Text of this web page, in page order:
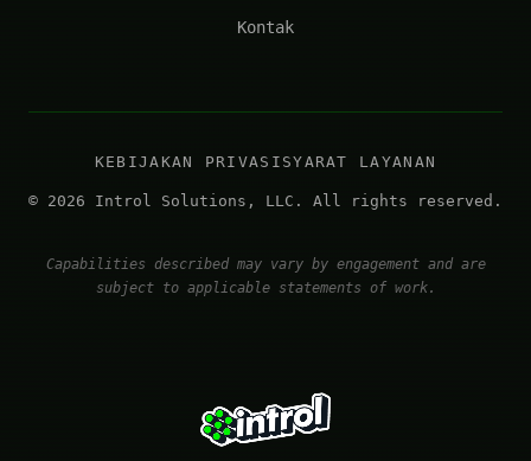
Kontak
KEBIJAKAN PRIVASI SYARAT LAYANAN
© 2026 Introl Solutions, LLC. All rights reserved.
Capabilities described may vary by engagement and are
subject to applicable statements of work.